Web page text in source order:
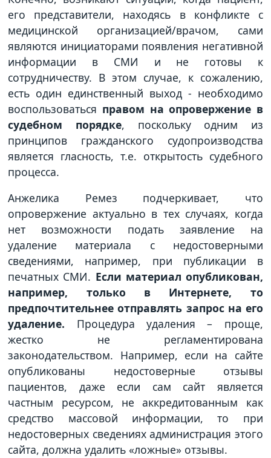
его представители, находясь в конфликте с
медицинской организацией/врачом, сами
являются инициаторами появления негативной
информации в СМИ и не готовы к
сотрудничеству. В этом случае, к сожалению,
есть один единственный выход - необходимо
воспользоваться правом на опровержение в
судебном порядке, поскольку одним из
принципов гражданского судопроизводства
является гласность, т.е. открытость судебного
процесса.
Анжелика Ремез подчеркивает, что
опровержение актуально в тех случаях, когда
нет возможности подать заявление на
удаление материала с недостоверными
сведениями, например, при публикации в
печатных СМИ. Если материал опубликован,
например, только в Интернете, то
предпочтительнее отправлять запрос на его
удаление. Процедура удаления – проще,
жестко не регламентирована
законодательством. Например, если на сайте
опубликованы недостоверные отзывы
пациентов, даже если сам сайт является
частным ресурсом, не аккредитованным как
средство массовой информации, то при
недостоверных сведениях администрация этого
сайта, должна удалить «ложные» отзывы.